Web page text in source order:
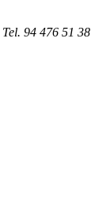
Tel. 94 476 51 38